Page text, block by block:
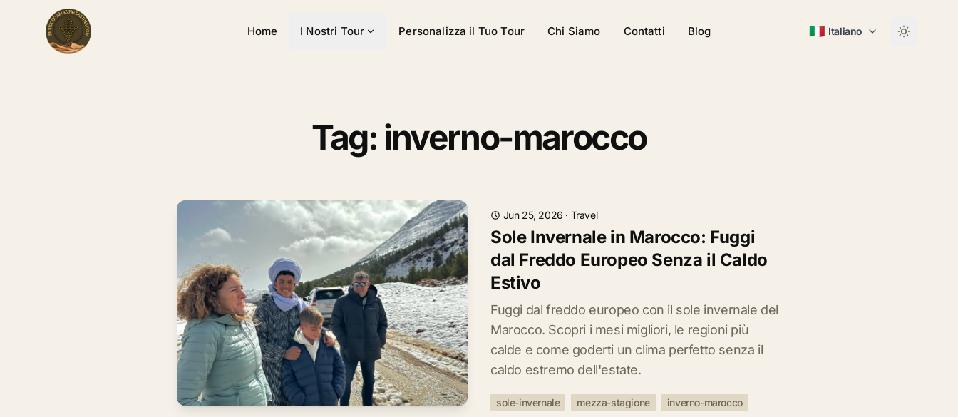
Home I Nostri Tour Personalizza il Tuo Tour Chi Siamo Contatti Blog 🇮🇹 Italiano
Tag: inverno-marocco
Jun 25, 2026 · Travel
Sole Invernale in Marocco: Fuggi
dal Freddo Europeo Senza il Caldo
Estivo
Fuggi dal freddo europeo con il sole invernale del
Marocco. Scopri i mesi migliori, le regioni più
calde e come goderti un clima perfetto senza il
caldo estremo dell'estate.
sole-invernale mezza-stagione
inverno-marocco